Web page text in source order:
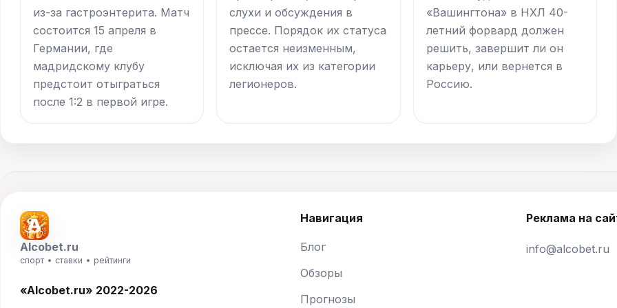
из-за гастроэнтерита. Матч
состоится 15 апреля в
Германии, где
мадридскому клубу
предстоит отыграться
после 1:2 в первой игре.
слухи и обсуждения в
прессе. Порядок их статуса
остается неизменным,
исключая их из категории
легионеров.
«Вашингтона» в НХЛ 40-
летний форвард должен
решить, завершит ли он
карьеру, или вернется в
Россию.
Alcobet.ru
спорт • ставки • рейтинги
«Alcobet.ru» 2022-2026
Навигация
Блог
Обзоры
Прогнозы
Реклама на
info@alcobet.ru